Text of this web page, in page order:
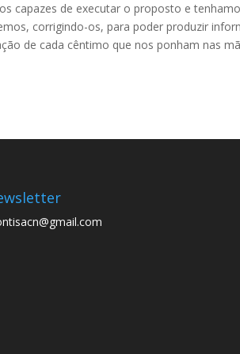
capazes de executar o proposto e
corrigindo-os, para poder produzir
de cada cêntimo que nos ponham nas